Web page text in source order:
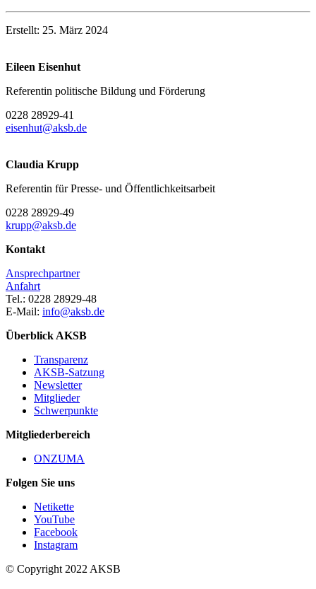
Erstellt: 25. März 2024
Eileen Eisenhut
Referentin politische Bildung und Förderung
0228 28929-41
eisenhut@aksb.de
Claudia Krupp
Referentin für Presse- und Öffentlichkeitsarbeit
0228 28929-49
krupp@aksb.de
Kontakt
Ansprechpartner
Anfahrt
Tel.: 0228 28929-48
E-Mail: info@aksb.de
Überblick AKSB
Transparenz
AKSB-Satzung
Newsletter
Mitglieder
Schwerpunkte
Mitgliederbereich
ONZUMA
Folgen Sie uns
Netikette
YouTube
Facebook
Instagram
© Copyright 2022 AKSB